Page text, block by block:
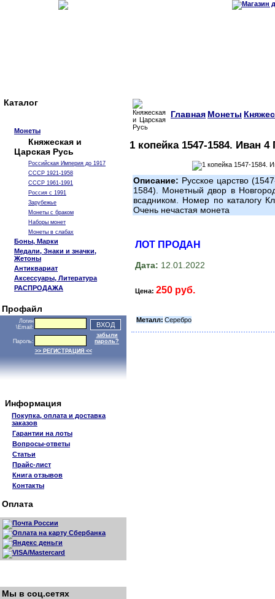
Каталог
Монеты
Княжеская и
Царская Русь
Российская Империя до 1917
СССР 1921-1958
СССР 1961-1991
Россия с 1991
Зарубежье
Монеты с браком
Наборы монет
Монеты в слабах
Боны, Марки
Медали, Знаки и значки,
Жетоны
Антиквариат
Аксессуары, Литература
РАСПРОДАЖА
Профайл
Логин
\Email:
Пароль:
забыли
пароль?
>> РЕГИСТРАЦИЯ <<
Информация
Покупка, оплата и доставка
заказов
Гарантии на лоты
Вопросы-ответы
Статьи
Прайс-лист
Книга отзывов
Контакты
Оплата
Мы в соц.сетях
Главная Монеты
1 копейка 1547-1584. Иван
Описание: Русское царство
1584). Монетный двор в
всадником. Номер по каталогу
Очень нечастая монета
ЛОТ ПРОДАН
Дата: 12.01.2022
Цена: 250 руб.
Металл: Серебро